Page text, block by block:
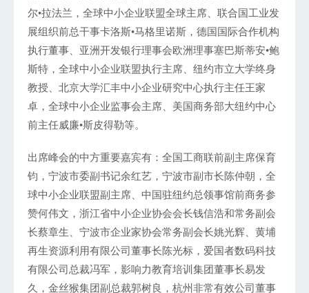
尔•拉法兰，全球中小企业联盟全球主席、联合国工业发
展组织前总干事卡洛斯•马格里诺斯，德国国际合作机构
执行董事、亚洲开发银行理事会欧洲理事塞巴斯蒂安•鲍
斯特，全球中小企业联盟执行主席、纽约市立大学终身
教授、北京大学汇丰中小企业研究中心执行主任王家
卓，全球中小企业监事会主席、美国商务部大纽约中心
前主任威廉•斯皮得勒等。
出席峰会的中方重要嘉宾有：全国工商联前副主席保育
钧，宁波市委副书记余红艺，宁波市副市长陈仲朝，全
球中小企业联盟副主席、中国驻纽约总领事馆前商务参
赞何伟文，浙江省中小企业协会会长钱信浩和常务副会
长蔡章生、宁波市企业家协会常务副会长姚光辉、黄埔
再生资源利用有限公司董事长陈光标，爱国者数码科技
有限公司总裁冯军，影响力教育培训集团董事长易发
久，金丝猴集团副总裁郭树良，杭州非常有效公司董事